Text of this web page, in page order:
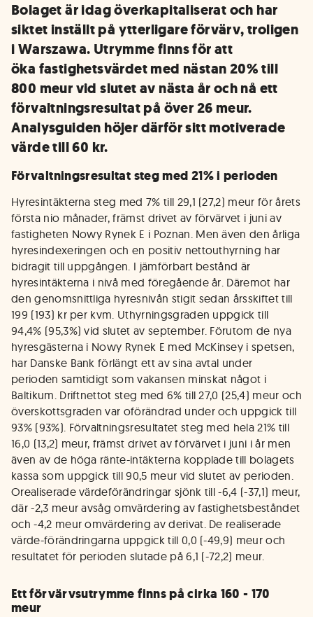
Bolaget är idag överkapitaliserat och har
siktet inställt på ytterligare förvärv, troligen
i Warszawa. Utrymme finns för att
öka fastighetsvärdet med nästan 20% till
800 meur vid slutet av nästa år och nå ett
förvaltningsresultat på över 26 meur.
Analysguiden höjer därför sitt motiverade
värde till 60 kr.
Förvaltningsresultat steg med 21% i perioden
Hyresintäkterna steg med 7% till 29,1 (27,2) meur för årets
första nio månader, främst drivet av förvärvet i juni av
fastigheten Nowy Rynek E i Poznan. Men även den årliga
hyresindexeringen och en positiv nettouthyrning har
bidragit till uppgången. I jämförbart bestånd är
hyresintäkterna i nivå med föregående år. Däremot har
den genomsnittliga hyresnivån stigit sedan årsskiftet till
199 (193) kr per kvm. Uthyrningsgraden uppgick till
94,4% (95,3%) vid slutet av september. Förutom de nya
hyresgästerna i Nowy Rynek E med McKinsey i spetsen,
har Danske Bank förlängt ett av sina avtal under
perioden samtidigt som vakansen minskat något i
Baltikum. Driftnettot steg med 6% till 27,0 (25,4) meur och
överskottsgraden var oförändrad under och uppgick till
93% (93%). Förvaltningsresultatet steg med hela 21% till
16,0 (13,2) meur, främst drivet av förvärvet i juni i år men
även av de höga ränte-intäkterna kopplade till bolagets
kassa som uppgick till 90,5 meur vid slutet av perioden.
Orealiserade värdeförändringar sjönk till -6,4 (-37,1) meur,
där -2,3 meur avsåg omvärdering av fastighetsbeståndet
och -4,2 meur omvärdering av derivat. De realiserade
värde-förändringarna uppgick till 0,0 (-49,9) meur och
resultatet för perioden slutade på 6,1 (-72,2) meur.
Ett förvärvsutrymme finns på cirka 160 - 170
meur